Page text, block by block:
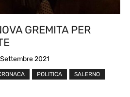
GREMITA PER
2021
POLITICA SALERNO